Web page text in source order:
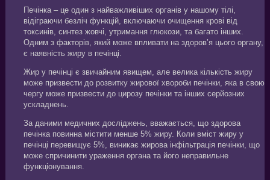
Печінка – це один з найважливіших органів у нашому тілі,
відіграючи безліч функцій, включаючи очищення крові від
токсинів, синтез жовчі, утримання глюкози, та багато інших.
Одним з факторів, який може впливати на здоров’я цього органу,
є наявність жиру в печінці.
Жир у печінці є звичайним явищем, але велика кількість жиру
може призвести до розвитку жирової хвороби печінки, яка в свою
чергу може призвести до цирозу печінки та інших серйозних
ускладнень.
За даними медичних досліджень, вважається, що здорова
печінка повинна містити менше 5% жиру. Коли вміст жиру у
печінці перевищує 5%, виникає жирова інфільтрація печінки, що
може спричинити ураження органа та його неправильне
функціонування.